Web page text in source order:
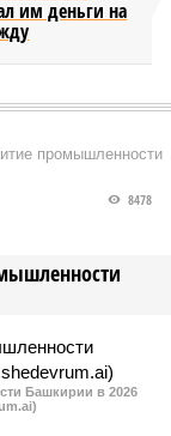
им деньги на
промышленности
8478
Башкирии в 2026